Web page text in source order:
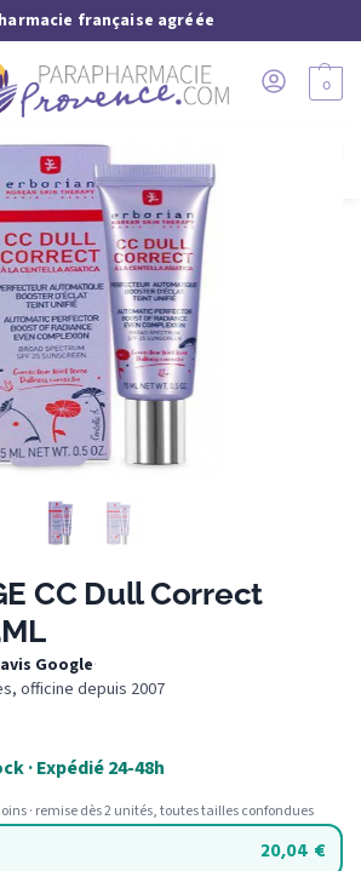
française agréée
0
CC Dull Correct
avis Google·
officine depuis 2007
· Expédié 24-48h
· remise dès 2 unités, toutes tailles confondues
20,04 €